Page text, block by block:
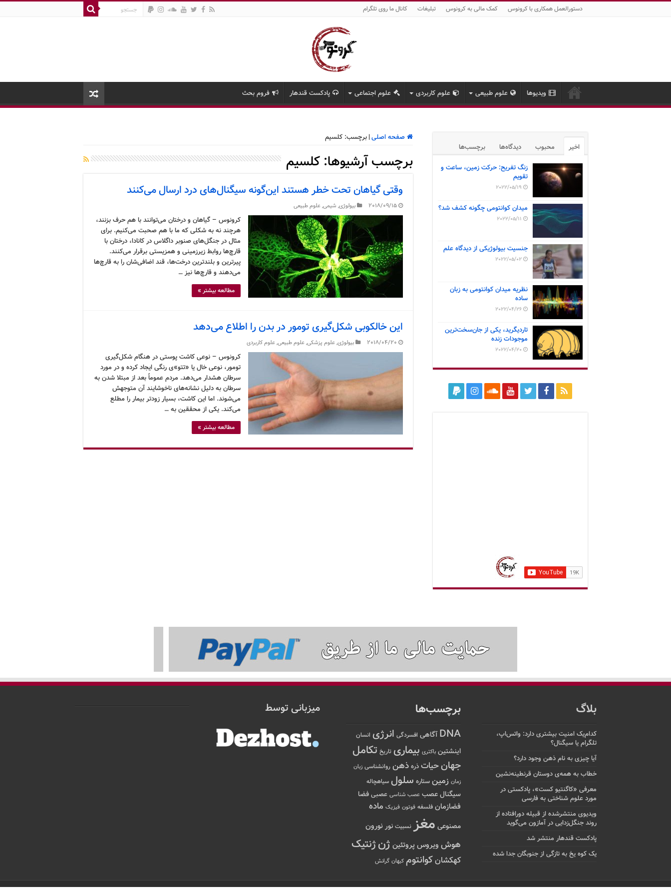
دستورالعمل همکاری با کرونوس کمک مالی به کرونوس تبلیغات کانال ما روی تلگرام
ویدیوها علوم طبیعی علوم کاربردی علوم اجتماعی پادکست قندهار فروم بحث
صفحه اصلی| برچسب: کلسیم
برچسب آرشیوها: کلسیم
وقتی گیاهان تحت خطر هستند این‌گونه سیگنال‌های درد ارسال می‌کنند
2018/09/15 بیولوژی, شیمی,علوم طبیعی
کرونوس – گیاهان و درختان می‌توانند با هم حرف بزنند،
هرچند نه به شکلی که ما با هم صحبت می‌کنیم. برای
مثال در جنگل‌های صنوبر داگلاس در کانادا، درختان با
قارچ‌ها روابط زیرزمینی و همزیستی برقرار می‌کنند.
پیرترین و بلندترین درخت‌ها، قند اضافی‌شان را به قارچ‌ها
می‌دهند و قارچ‌ها نیز …
مطالعه بیشتر »
این خالکوبی شکل‌گیری تومور در بدن را اطلاع می‌دهد
2018/04/20 بیولوژی,علوم پزشکی,علوم طبیعی,علوم کاربردی
کرونوس – نوعی کاشت پوستی در هنگام شکل‌گیری
تومور، نوعی خال یا «تتو»ی رنگی ایجاد کرده و در مورد
سرطان هشدار می‌دهد. مردم عموماً بعد از مبتلا شدن به
سرطان به دلیل نشانه‌های ناخوشایند آن متوجهش
می‌شوند. اما این کاشت، بسیار زودتر بیمار را مطلع
می‌کند. یکی از محققین به …
مطالعه بیشتر »
اخیر محبوب دیدگاه‌ها برچسب‌ها
زنگ تفریح: حرکت زمین، ساعت و
تقویم
2022/05/19
میدان کوانتومی چگونه کشف شد؟
2022/05/11
جنسیت بیولوژیکی از دیدگاه علم
2022/05/02
نظریه میدان کوانتومی به زبان
ساده
2022/04/26
تاردیگرید، یکی از جان‌سخت‌ترین
موجودات زنده
2022/04/20
بلاگ
کدام‌یک امنیت بیشتری دارد: واتس‌اپ،
تلگرام یا سیگنال؟
آیا چیزی به نام ذهن وجود دارد؟
خطاب به همه‌ی دوستان قرنطینه‌نشین
معرفی «کاگنتیو کست»، پادکستی در
مورد علوم شناختی به فارسی
ویدیوی منتشرشده از قبیله دورافتاده‌ از
روند جنگل‌زدایی در آمازون می‌گوید
پادکست قندهار منتشر شد
یک کوه یخ به تازگی از جنوبگان جدا شده
برچسب‌ها
DNA آگاهی افسردگی انرژی انسان
اینشتین باکتری بیماری تاریخ تکامل
جهانحیات ذره ذهن روانشناسی زبان
زمان زمین ستاره سلول سیاهچاله
سیگنالعصب عصب شناسی عصبی فضا
فضازمان فلسفه فوتون فیزیک ماده
مصنوعی مغز نسبیت نور نورون
هوش ویروس پروتئین ژنژنتیک
کهکشانکوانتوم کیهان گرانش
میزبانی توسط